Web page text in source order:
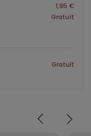
1,95 €
Gratuït
Gratuït